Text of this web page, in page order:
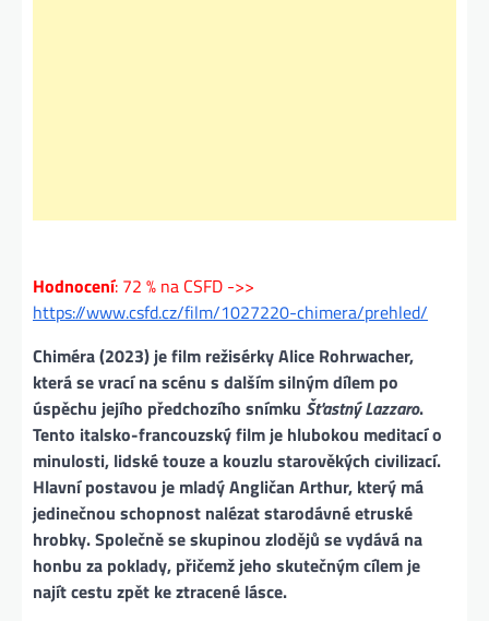
Hodnocení: 72 % na CSFD ->>
https://www.csfd.cz/film/1027220-chimera/prehled/
Chiméra (2023) je film režisérky Alice Rohrwacher,
která se vrací na scénu s dalším silným dílem po
úspěchu jejího předchozího snímku Šťastný Lazzaro.
Tento italsko-francouzský film je hlubokou meditací o
minulosti, lidské touze a kouzlu starověkých civilizací.
Hlavní postavou je mladý Angličan Arthur, který má
jedinečnou schopnost nalézat starodávné etruské
hrobky. Společně se skupinou zlodějů se vydává na
honbu za poklady, přičemž jeho skutečným cílem je
najít cestu zpět ke ztracené lásce.